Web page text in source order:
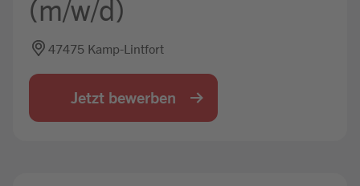
(m/w/d)
47475 Kamp-Lintfort
Jetzt bewerben